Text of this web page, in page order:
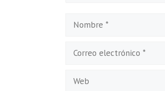
Nombre
Correo
Web